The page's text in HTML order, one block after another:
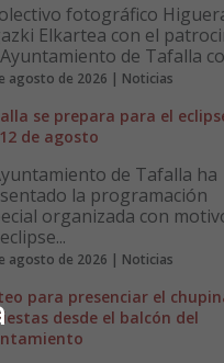
fotográfico
Elkartea con el
de Tafalla
agosto de 2026 | Noticias
se prepara para el
de agosto
de Tafalla ha
la programación
organizada con
agosto de 2026 | Noticias
para presenciar el
desde el balcón del